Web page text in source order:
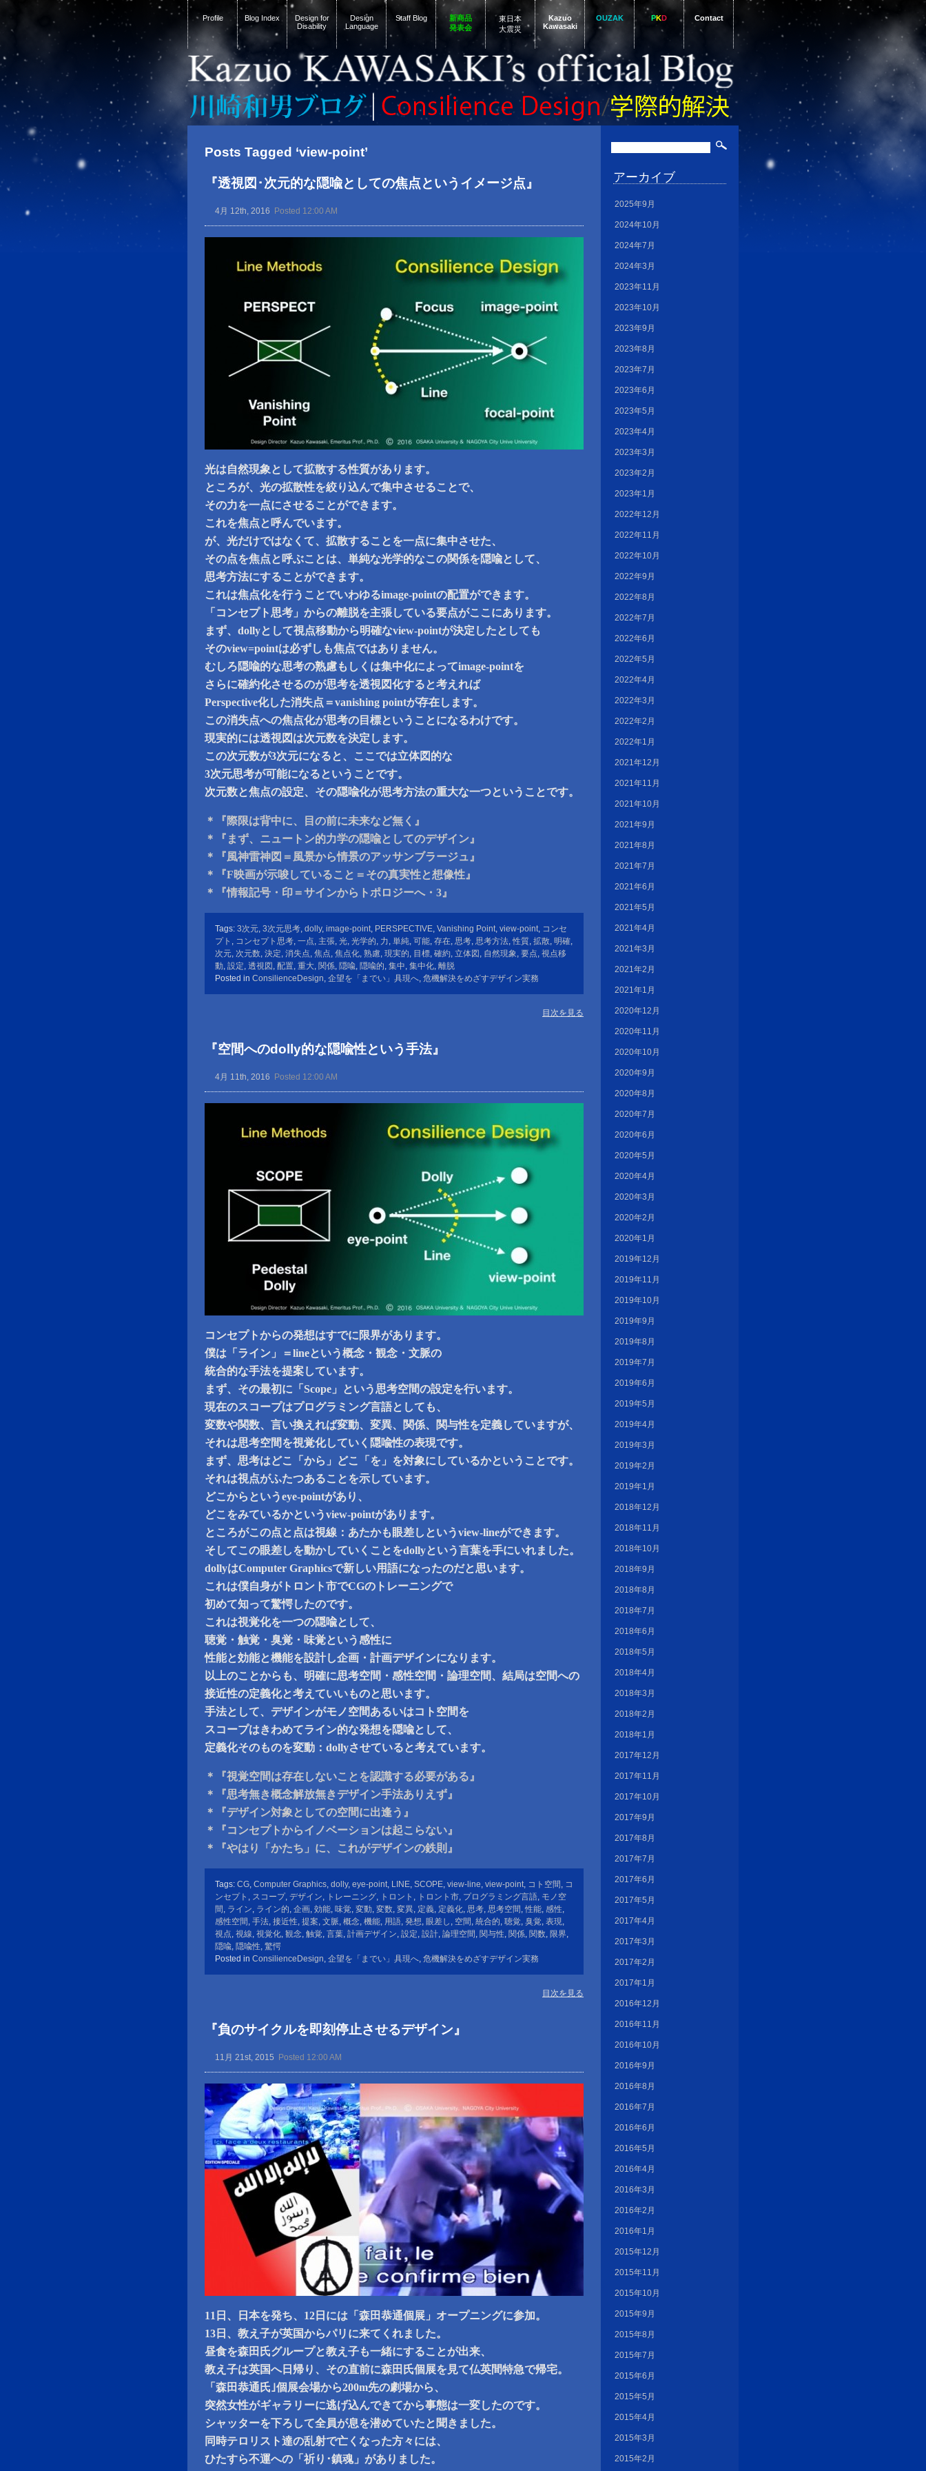
Profile Blog Index
Design for
Disability
Design
Language
Staff Blog
新商品
発表会
東日本
大震災
Kazuo
Kawasaki
OUZAK PKD Contact
Posts Tagged ‘view-point’
『透視図･次元的な隠喩としての焦点というイメージ点』
4月 12th, 2016 Posted 12:00 AM
光は自然現象として拡散する性質があります。
ところが、光の拡散性を絞り込んで集中させることで、
その力を一点にさせることができます。
これを焦点と呼んでいます。
が、光だけではなくて、拡散することを一点に集中させた、
その点を焦点と呼ぶことは、単純な光学的なこの関係を隠喩として、
思考方法にすることができます。
これは焦点化を行うことでいわゆるimage-pointの配置ができます。
「コンセプト思考」からの離脱を主張している要点がここにあります。
まず、dollyとして視点移動から明確なview-pointが決定したとしても
そのview=pointは必ずしも焦点ではありません。
むしろ隠喩的な思考の熟慮もしくは集中化によってimage-pointを
さらに確約化させるのが思考を透視図化すると考えれば
Perspective化した消失点＝vanishing pointが存在します。
この消失点への焦点化が思考の目標ということになるわけです。
現実的には透視図は次元数を決定します。
この次元数が3次元になると、ここでは立体図的な
3次元思考が可能になるということです。
次元数と焦点の設定、その隠喩化が思考方法の重大な一つということです。
＊『際限は背中に、目の前に未来など無く』
＊『まず、ニュートン的力学の隠喩としてのデザイン』
＊『風神雷神図＝風景から情景のアッサンブラージュ』
＊『F映画が示唆していること＝その真実性と想像性』
＊『情報記号・印＝サインからトポロジーへ・3』
Tags: 3次元, 3次元思考, dolly, image-point, PERSPECTIVE, Vanishing Point, view-point, コンセ
プト , コンセプト思考, 一点, 主張, 光, 光学的, 力, 単純, 可能, 存在, 思考, 思考方法,性質, 拡散, 明確,
次元, 次元数, 決定, 消失点, 焦点, 焦点化, 熟慮, 現実的, 目標, 確約, 立体図 , 自然現象, 要点, 視点移
動, 設定, 透視図 , 配置, 重大, 関係, 隠喩, 隠喩的, 集中, 集中化, 離脱
Posted in ConsilienceDesign, 企望を「までい」具現へ, 危機解決をめざすデザイン実務
目次を見る
『空間へのdolly的な隠喩性という手法』
4月 11th, 2016 Posted 12:00 AM
コンセプトからの発想はすでに限界があります。
僕は「ライン」＝lineという概念・観念・文脈の
統合的な手法を提案しています。
まず、その最初に「Scope」という思考空間の設定を行います。
現在のスコープはプログラミング言語としても、
変数や関数、言い換えれば変動、変異、関係、関与性を定義していますが、
それは思考空間を視覚化していく隠喩性の表現です。
まず、思考はどこ「から」どこ「を」を対象にしているかということです。
それは視点がふたつあることを示しています。
どこからというeye-pointがあり、
どこをみているかというview-pointがあります。
ところがこの点と点は視線：あたかも眼差しというview-lineができます。
そしてこの眼差しを動かしていくことをdollyという言葉を手にいれました。
dollyはComputer Graphicsで新しい用語になったのだと思います。
これは僕自身がトロント市でCGのトレーニングで
初めて知って驚愕したのです。
これは視覚化を一つの隠喩として、
聴覚・触覚・臭覚・味覚という感性に
性能と効能と機能を設計し企画・計画デザインになります。
以上のことからも、明確に思考空間・感性空間・論理空間、結局は空間への
接近性の定義化と考えていいものと思います。
手法として、デザインがモノ空間あるいはコト空間を
スコープはきわめてライン的な発想を隠喩として、
定義化そのものを変動：dollyさせていると考えています。
＊『視覚空間は存在しないことを認識する必要がある』
＊『思考無き概念解放無きデザイン手法ありえず』
＊『デザイン対象としての空間に出逢う』
＊『コンセプトからイノベーションは起こらない』
＊『やはり「かたち」に、これがデザインの鉄則』
Tags: CG, Computer Graphics, dolly, eye-point, LINE, SCOPE, view-line, view-point, コト空間 , コ
ンセプト , スコープ, デザイン, トレーニング, トロント , トロント市, プログラミング言語, モノ空
間 , ライン, ライン的, 企画, 効能, 味覚, 変動, 変数, 変異, 定義, 定義化, 思考, 思考空間 ,性能, 感性,
感性空間 , 手法, 接近性, 提案, 文脈, 概念, 機能, 用語, 発想, 眼差し , 空間 , 統合的, 聴覚, 臭覚, 表現,
視点, 視線, 視覚化, 観念, 触覚, 言葉, 計画デザイン, 設定, 設計, 論理空間 , 関与性, 関係, 関数, 限界,
隠喩, 隠喩性, 驚愕
Posted in ConsilienceDesign, 企望を「までい」具現へ, 危機解決をめざすデザイン実務
目次を見る
『負のサイクルを即刻停止させるデザイン』
11月 21st, 2015 Posted 12:00 AM
11日、日本を発ち、12日には「森田恭通個展」オープニングに参加。
13日、教え子が英国からパリに来てくれました。
昼食を森田氏グループと教え子も一緒にすることが出来、
教え子は英国へ日帰り、その直前に森田氏個展を見て仏英間特急で帰宅。
「森田恭通氏｣個展会場から200m先の劇場から、
突然女性がギャラリーに逃げ込んできてから事態は一変したのです。
シャッターを下ろして全員が息を潜めていたと聞きました。
同時テロリスト達の乱射で亡くなった方々には、
ひたすら不運への「祈り･鎮魂」がありました。
アーカイブ
2025年9月
2024年10月
2024年7月
2024年3月
2023年11月
2023年10月
2023年9月
2023年8月
2023年7月
2023年6月
2023年5月
2023年4月
2023年3月
2023年2月
2023年1月
2022年12月
2022年11月
2022年10月
2022年9月
2022年8月
2022年7月
2022年6月
2022年5月
2022年4月
2022年3月
2022年2月
2022年1月
2021年12月
2021年11月
2021年10月
2021年9月
2021年8月
2021年7月
2021年6月
2021年5月
2021年4月
2021年3月
2021年2月
2021年1月
2020年12月
2020年11月
2020年10月
2020年9月
2020年8月
2020年7月
2020年6月
2020年5月
2020年4月
2020年3月
2020年2月
2020年1月
2019年12月
2019年11月
2019年10月
2019年9月
2019年8月
2019年7月
2019年6月
2019年5月
2019年4月
2019年3月
2019年2月
2019年1月
2018年12月
2018年11月
2018年10月
2018年9月
2018年8月
2018年7月
2018年6月
2018年5月
2018年4月
2018年3月
2018年2月
2018年1月
2017年12月
2017年11月
2017年10月
2017年9月
2017年8月
2017年7月
2017年6月
2017年5月
2017年4月
2017年3月
2017年2月
2017年1月
2016年12月
2016年11月
2016年10月
2016年9月
2016年8月
2016年7月
2016年6月
2016年5月
2016年4月
2016年3月
2016年2月
2016年1月
2015年12月
2015年11月
2015年10月
2015年9月
2015年8月
2015年7月
2015年6月
2015年5月
2015年4月
2015年3月
2015年2月